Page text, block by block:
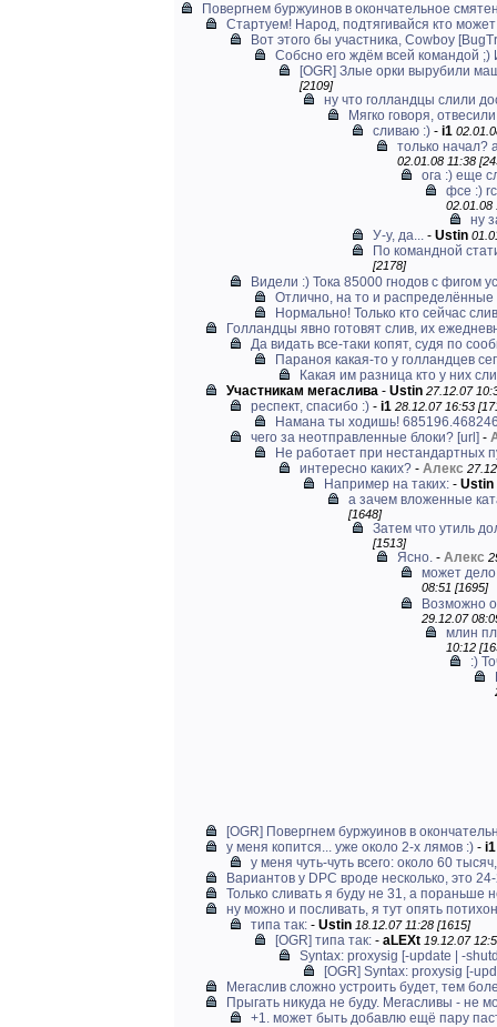
Повергнем буржуинов в окончательное
Стартуем! Народ, подтягивайся кто
Вот этого бы участника, Cowboy
Собсно его ждём всей командой ;)
[OGR] Злые орки вырубили
[2109]
ну что голландцы слили
Мягко говоря,
сливаю :) - i1
только начал?
02.01.08 11:38
ога :) еще
фсе :)
02.01.08
ну
У-у, да... - Ustin
По командной
[2178]
Видели :) Тока 85000 гнодов с фигом
Отлично, на то и
Нормально! Только кто сейчас
Голландцы явно готовят слив, их
Да видать все-таки копят, судя по
Параноя какая-то у голландцев
Какая им разница кто у них
Участникам мегаслива - Ustin 27.12.07
респект, спасибо :) - i1 28.12.07 16:53
Намана ты ходишь!
чего за неотправленные блоки? [url] -
Не работает при нестандартных
интересно каких? - Алекс
Например на таких: - Ustin
а зачем вложенные
[1648]
Затем что утиль
[1513]
Ясно. - Алекс
может
08:51 [1695]
Возможно
29.12.07
млин
10:12
:)
[OGR] Повергнем буржуинов в
у меня копится... уже около 2-х лямов :) - i1
у меня чуть-чуть всего: около 60
Вариантов у DPC вроде несколько, это
Только сливать я буду не 31, а пораньше
ну можно и посливать, я тут опять
типа так: - Ustin 18.12.07 11:28 [1615]
[OGR] типа так: - aLEXt 19.12.07
Syntax: proxysig [-update | -
[OGR] Syntax: proxysig [-
Мегаслив сложно устроить будет, тем
Прыгать никуда не буду. Мегасливы - не
+1. может быть добавлю ещё пару